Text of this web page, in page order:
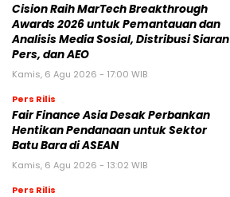
Cision Raih MarTech Breakthrough
Awards 2026 untuk Pemantauan dan
Analisis Media Sosial, Distribusi Siaran
Pers, dan AEO
Kamis, 6 Agu 2026 - 17:00 WIB
Pers Rilis
Fair Finance Asia Desak Perbankan
Hentikan Pendanaan untuk Sektor
Batu Bara di ASEAN
Kamis, 6 Agu 2026 - 13:02 WIB
Pers Rilis